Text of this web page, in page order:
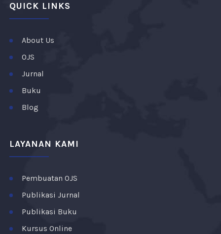
QUICK LINKS
About Us
OJS
Jurnal
Buku
Blog
LAYANAN KAMI
Pembuatan OJS
Publikasi Jurnal
Publikasi Buku
Kursus Online